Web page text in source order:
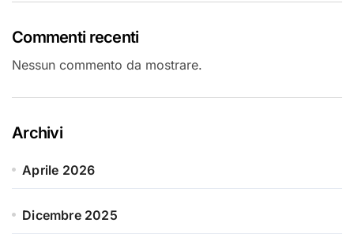
Commenti recenti
Nessun commento da mostrare.
Archivi
Aprile 2026
Dicembre 2025